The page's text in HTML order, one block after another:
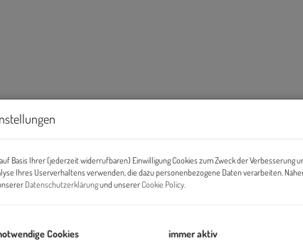
Basis Ihrer (jederzeit widerrufbaren) Einwilligung Cookies zum Zweck der Verbesserung
Ihres Userverhaltens verwenden, die dazu personenbezogene Daten verarbeiten.
Datenschutzerklärungund unsererCookie Policy.
Cookies immer aktiv